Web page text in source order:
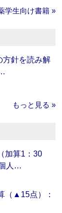
学生向け書籍 »
方針を読み解
もっと見る »
加算1：30
人…
（▲15点）：